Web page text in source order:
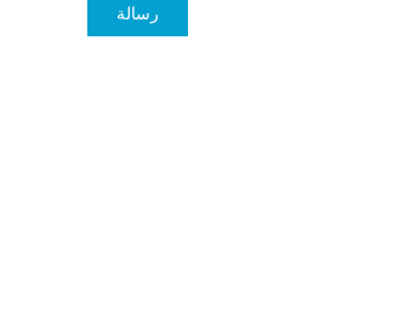
رسالة